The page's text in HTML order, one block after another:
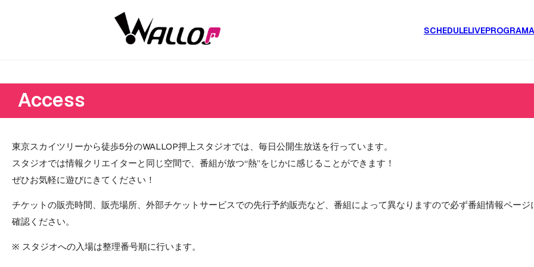
SCHEDULELIVEPROGRAM
Access
東京スカイツリーから徒歩5分のWALLOP押上スタジオでは、毎日公開生放送を行っています。
スタジオでは情報クリエイターと同じ空間で、番組が放つ“熱”をじかに感じることができます！
ぜひお気軽に遊びにきてください！
チケットの販売時間、販売場所、外部チケットサービスでの先行予約販売など、番組によって異なりますので必ず番組情報ページ
確認ください。
※ スタジオへの入場は整理番号順に行います。